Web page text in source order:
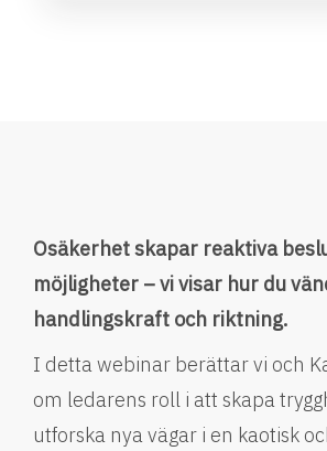
Osäkerhet skapar reaktiva
möjligheter – vi visar hur du
handlingskraft och riktning.
I detta webinar berättar vi och
om ledarens roll i att skapa
utforska nya vägar i en kaotisk